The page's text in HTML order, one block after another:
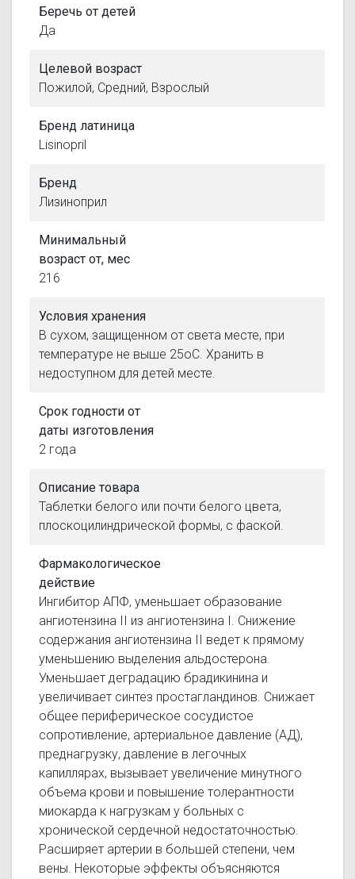
Беречь от детей
Да
Целевой возраст
Пожилой, Средний, Взрослый
Бренд латиница
Lisinopril
Бренд
Лизиноприл
Минимальный
возраст от, мес
216
Условия хранения
В сухом, защищенном от света месте, при
температуре не выше 25oС. Хранить в
недоступном для детей месте.
Срок годности от
даты изготовления
2 года
Описание товара
Таблетки белого или почти белого цвета,
плоскоцилиндрической формы, с фаской.
Фармакологическое
действие
Ингибитор АПФ, уменьшает образование
ангиотензина II из ангиотензина I. Снижение
содержания ангиотензина II ведет к прямому
уменьшению выделения альдостерона.
Уменьшает деградацию брадикинина и
увеличивает синтез простагландинов. Снижает
общее периферическое сосудистое
сопротивление, артериальное давление (АД),
преднагрузку, давление в легочных
капиллярах, вызывает увеличение минутного
объема крови и повышение толерантности
миокарда к нагрузкам у больных с
хронической сердечной недостаточностью.
Расширяет артерии в большей степени, чем
вены. Некоторые эффекты объясняются